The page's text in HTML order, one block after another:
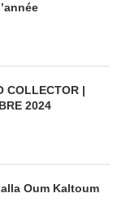
COLLECTOR |
2024
Oum Kaltoum